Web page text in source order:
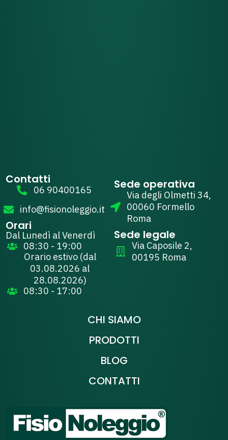
CHI SIAMO
PRODOTTI
BLOG
CONTATTI
Sede operativa
Via degli Olmetti 34,
00060 Formello
Roma
Sede legale
Via Caposile 2,
00195 Roma
Contatti
06 90400165
info@fisionoleggio.it
Orari
Dal Lunedì al Venerdì
08:30 - 19:00
Orario estivo (dal
03.08.2026 al
28.08.2026)
08:30 - 17:00